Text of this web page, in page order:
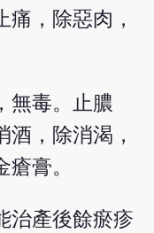
，除惡肉，
無毒。止膿
，除消渴，
膏。
治產後餘瘀疹